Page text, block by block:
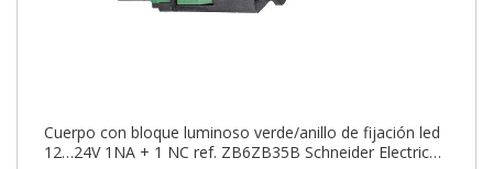
Cuerpo con bloque luminoso verde/anillo de fijación led
12…24V 1NA + 1 NC ref. ZB6ZB35B Schneider Electric